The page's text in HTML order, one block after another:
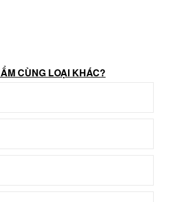
CÙNG LOẠI KHÁC?